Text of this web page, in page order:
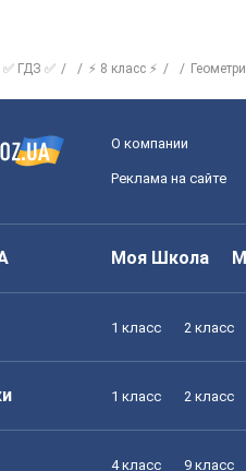
✅ ГДЗ ✅ ⚡ 8 класс ⚡
О компании
Реклама на сайте
Моя Школа
1 класс 2 класс
1 класс 2 класс
4 класс 9 класс